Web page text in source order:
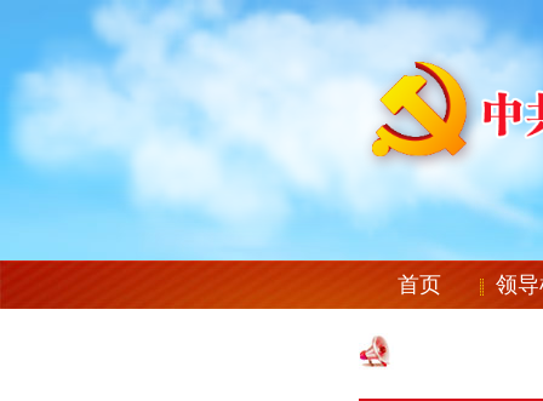
首页 领